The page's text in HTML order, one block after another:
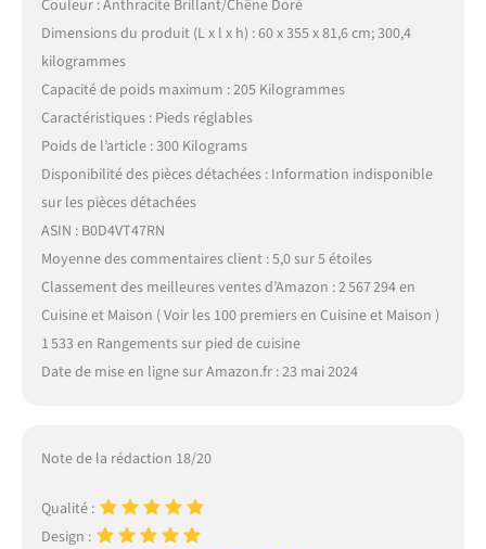
Couleur : Anthracite Brillant/Chêne Doré
Dimensions du produit (L x l x h) : 60 x 355 x 81,6 cm; 300,4
kilogrammes
Capacité de poids maximum : 205 Kilogrammes
Caractéristiques : Pieds réglables
Poids de l’article : 300 Kilograms
Disponibilité des pièces détachées : Information indisponible
sur les pièces détachées
ASIN : B0D4VT47RN
Moyenne des commentaires client : 5,0 sur 5 étoiles
Classement des meilleures ventes d’Amazon : 2 567 294 en
Cuisine et Maison ( Voir les 100 premiers en Cuisine et Maison )
1 533 en Rangements sur pied de cuisine
Date de mise en ligne sur Amazon.fr : 23 mai 2024
Note de la rédaction 18/20
Qualité :
Design :